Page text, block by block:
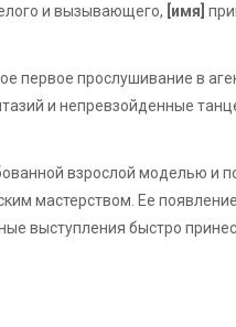
и вызывающего, [имя]
первое прослушивание в
и непревзойденные
взрослой моделью и
мастерством. Ее
выступления быстро